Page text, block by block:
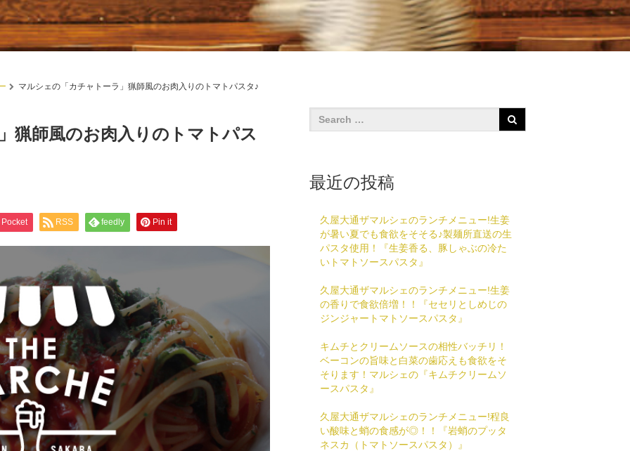
マルシェの「カチャトーラ」猟師風のお肉入りのトマトパスタ♪
猟師風のお肉入りのトマトパス
Pocket RSS feedly Pin it
最近の投稿
久屋大通ザマルシェのランチメニュー!生姜
が暑い夏でも食欲をそそる♪製麺所直送の生
パスタ使用！『生姜香る、豚しゃぶの冷た
いトマトソースパスタ』
久屋大通ザマルシェのランチメニュー!生姜
の香りで食欲倍増！！『セセリとしめじの
ジンジャートマトソースパスタ』
キムチとクリームソースの相性バッチリ！
ベーコンの旨味と白菜の歯応えも食欲をそ
そります！マルシェの『キムチクリームソ
ースパスタ』
久屋大通ザマルシェのランチメニュー!程良
い酸味と蛸の食感が◎！！『岩蛸のプッタ
ネスカ（トマトソースパスタ）』